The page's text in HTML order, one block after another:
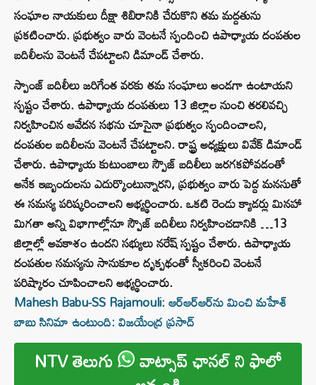
సంఘాల నాయకులు దీక్షా శిబిరానికి చేరుకొని తమ మద్దతును
ప్రకటించారు. ప్రభుత్వం వారు వెంటనే స్పందించి ఉపాధ్యాయ దంపతుల
బదిలీలను వెంటనే చేపట్టాలని డిమాండ్ చేశారు.
స్పాంజ్ బదిలీలు జరిగేంత వరకు తమ సంఘాలు అండగా ఉంటాయని
స్పష్టం చేశారు. ఉపాధ్యాయ దంపతులు 13 జిల్లాల నుంచి తరలివచ్చి
నిర్వహించిన ఆవేదన సభను చూసైనా ప్రభుత్వం స్పందించాలని,
దంపతుల బదిలీలను వెంటనే చేపట్టాలని. రాష్ట్ర అధ్యక్షులు వివేక్ డిమాండ్
చేశారు. ఉపాధ్యాయ కుటుంబాలు స్పౌజ్ బదిలీలు జరగకపోవడంతో
అనేక ఇబ్బందులను ఎదుర్కొంటున్నారని, ప్రభుత్వం వారు పెద్ద మనసుతో
ఈ సమస్య పరిష్కరించాలని అభ్యర్థించారు. ఒకటి రెండు క్యాడర్లు మినహా
మిగతా అన్ని విభాగాల్లోనూ స్పౌజ్ బదిలీలు నిర్వహించడానికి …13
జిల్లాల్లో అవకాశం ఉందని సభ్యులు నరేష్ స్పష్టం చేశారు. ఉపాధ్యాయ
దంపతుల సమస్యను సానుకూల దృక్పథంతో స్వీకరించి వెంటనే
పరిష్కారం చూపించాలని అభ్యర్థించారు.
Mahesh Babu-SS Rajamouli: ఆర్‌ఆర్‌ఆర్‌ను మించి మహేశ్‌
బాబు సినిమా ఉంటుంది: విజయేంద్ర ప్రసాద్‌
NTV తెలుగు వాట్సాప్ ఛానల్ ని ఫాలో